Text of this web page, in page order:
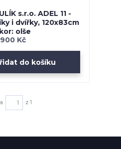
s.r.o. ADEL 11 -
i dvířky, 120x83cm
olše
Kč
do košíku
z 1